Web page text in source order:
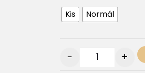
Kis Normál
- +